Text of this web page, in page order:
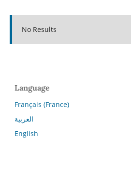
No Results
Language
Français (France)
العربية
English